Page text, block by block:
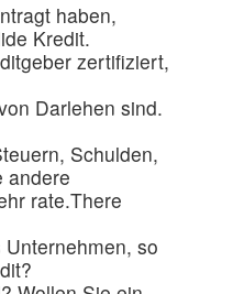
haben,
Kredit.
zertifiziert,
Darlehen sind.
Schulden,
andere
rate.There
so